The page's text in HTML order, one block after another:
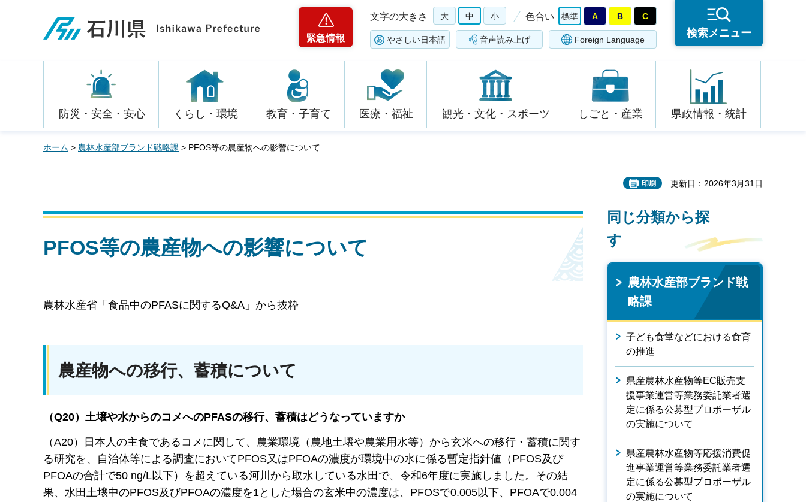
石川県
緊急情報
文字の大きさ 大 中 小 色合い 標準 A B C
やさしい日本語 音声読み上げ Foreign Language
検索メニュー
防災・安全・安心 くらし・環境 教育・子育て 医療・福祉 観光・文化・スポーツ しごと・産業 県政情報・統計
ホーム > 農林水産部ブランド戦略課 > PFOS等の農産物への影響について
印刷 更新日：2026年3月31日
PFOS等の農産物への影響について
農林水産省「食品中のPFASに関するQ&A」から抜粋
農産物への移行、蓄積について
（Q20）土壌や水からのコメへのPFASの移行、蓄積はどうなっていますか
（A20）日本人の主食であるコメに関して、農業環境（農地土壌や農業用水等）から玄米への移行・蓄積に関す
る研究を、自治体等による調査においてPFOS又はPFOAの濃度が環境中の水に係る暫定指針値（PFOS及び
PFOAの合計で50 ng/L以下）を超えている河川から取水している水田で、令和6年度に実施しました。その結
果、水田土壌中のPFOS及びPFOAの濃度を1とした場合の玄米中の濃度は、PFOSで0.005以下、PFOAで0.004
同じ分類から探
す
農林水産部ブランド戦
略課
子ども食堂などにおける食育
の推進
県産農林水産物等EC販売支
援事業運営等業務委託業者選
定に係る公募型プロポーザル
の実施について
県産農林水産物等応援消費促
進事業運営等業務委託業者選
定に係る公募型プロポーザル
の実施について